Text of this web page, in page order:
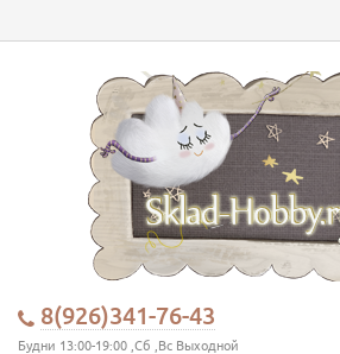
8(926)341-76-43
Будни 13:00-19:00 ,Сб ,Вс Выходной